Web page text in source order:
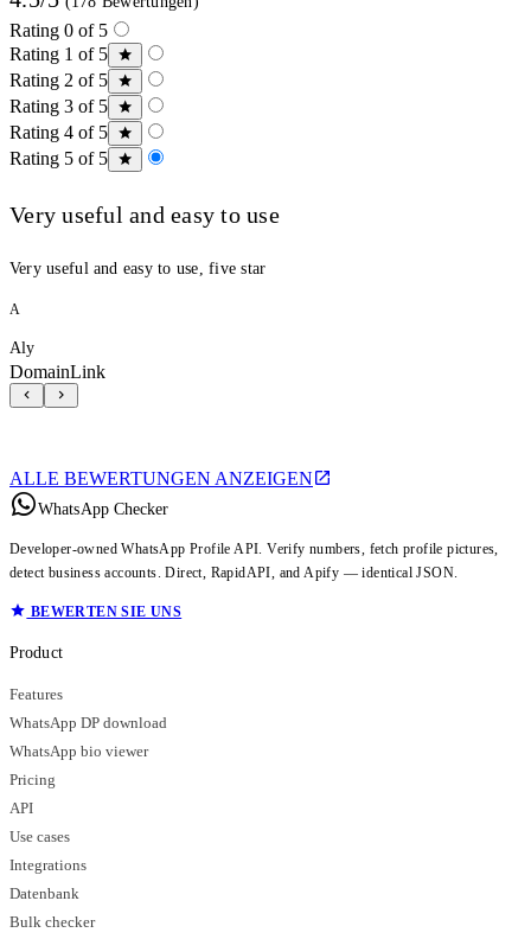
Rating 0 of 5
Rating 1 of 5
Rating 2 of 5
Rating 3 of 5
Rating 4 of 5
Rating 5 of 5
Very useful and easy to use
Very useful and easy to use, five star
A
Aly
DomainLink
ALLE BEWERTUNGEN ANZEIGEN
WhatsApp Checker
Developer-owned WhatsApp Profile API. Verify numbers, fetch profile pictures,
detect business accounts. Direct, RapidAPI, and Apify — identical JSON.
BEWERTEN SIE UNS
Product
Features
WhatsApp DP download
WhatsApp bio viewer
Pricing
API
Use cases
Integrations
Datenbank
Bulk checker